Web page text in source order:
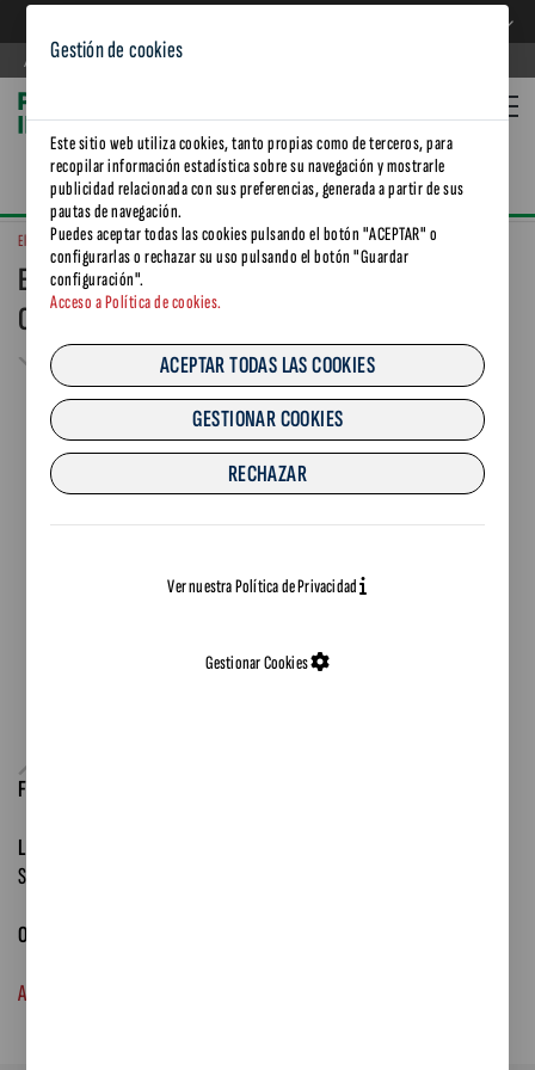
Agència de Residus de Catalunya
El Vallès Industrial: fem Simbiosi industrial, fem Comunitat Circular
El Vallès Industrial: fem Simbiosi industrial, fem
Comunitat Circular
Fecha:
Lugar:
Salvatella. Barberà del Vallès
Organiza:
Acceder
Gestión de cookies
Este sitio web utiliza cookies, tanto propias como de terceros, para
recopilar información estadística sobre su navegación y mostrarle
publicidad relacionada con sus preferencias, generada a partir de sus
pautas de navegación.
Puedes aceptar todas las cookies pulsando el botón "ACEPTAR" o
configurarlas o rechazar su uso pulsando el botón "Guardar
configuración".
Acceso a Política de cookies.
ACEPTAR TODAS LAS COOKIES
GESTIONAR COOKIES
RECHAZAR
Ver nuestra Política de Privacidad
Gestionar Cookies